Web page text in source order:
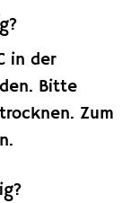
in der
Bitte
Zum